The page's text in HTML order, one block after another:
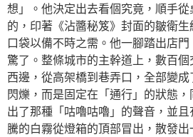
想」。他決定出去看個究竟，順手
的，印著《沾醬秘笈》封面的皺衛生
口袋以備不時之需。他一腳踏出店
驚了。整條城市的主幹道上，數百個
西邊，從高架橋到巷弄口，全部變
閃爍，而是固定在「通行」的狀態
出了那種「咕嚕咕嚕」的聲音，並
騰的白霧從燈箱的頂部冒出，散發